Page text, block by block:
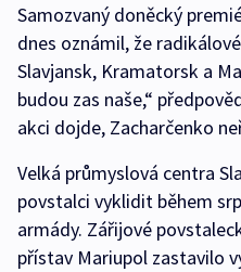
Samozvaný doněcký
dnes oznámil, že
Slavjansk, Kramatorsk a
budou zas naše,“
akci dojde, Zacharčenko
Velká průmyslová centra
povstalci vyklidit během
armády. Zářijové
přístav Mariupol zastavilo